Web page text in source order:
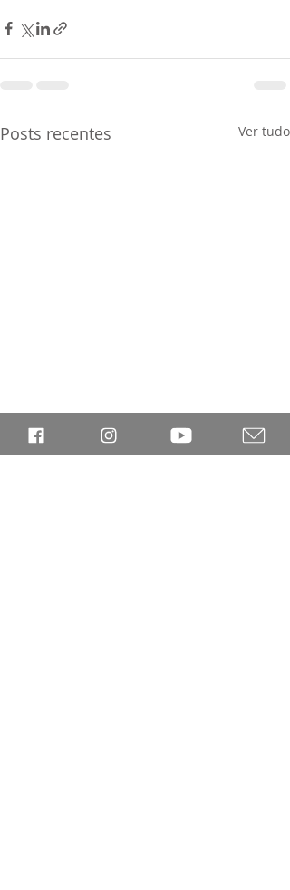
Posts recentes Ver tudo